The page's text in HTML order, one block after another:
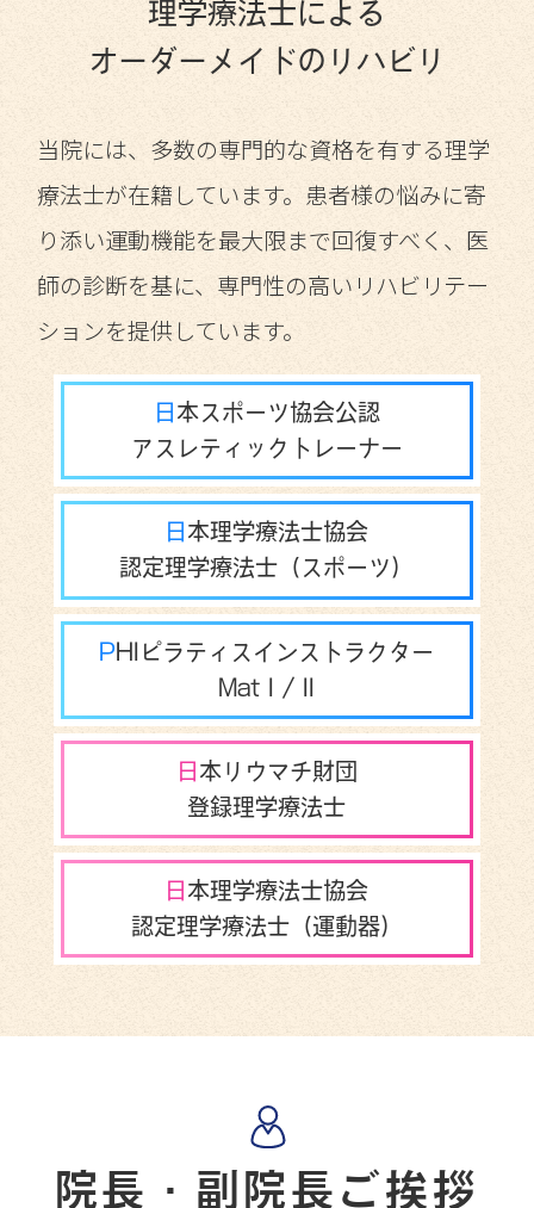
理学療法士による
オーダーメイドのリハビリ
当院には、多数の専門的な資格を有する理学
療法士が在籍しています。患者様の悩みに寄
り添い運動機能を最大限まで回復すべく、医
師の診断を基に、専門性の高いリハビリテー
ションを提供しています。
日本スポーツ協会公認
アスレティックトレーナー
日本理学療法士協会
認定理学療法士（スポーツ）
PHIピラティスインストラクター
Mat I / II
日本リウマチ財団
登録理学療法士
日本理学療法士協会
認定理学療法士（運動器）
院長・副院長ご挨拶